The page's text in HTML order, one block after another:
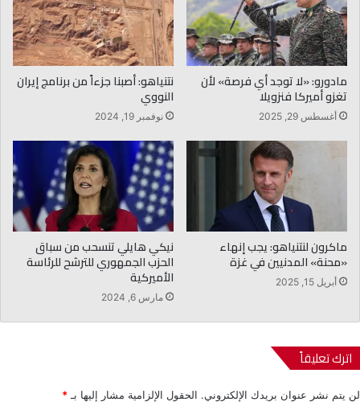
مادورو: «لا توجد أي فرصة» لأن
تغزو أميركا فنزويلا
أغسطس 29, 2025
نتنياهو: أصبنا جزءاً من برنامج إيران
النووي
نوفمبر 19, 2024
ماكرون لنتنياهو: يجب إنهاء
«محنة» المدنيين في غزة
أبريل 15, 2025
نيكي هايلي تنسحب من سباق
الحزب الجمهوري للترشح للرئاسة
الأميركية
مارس 6, 2024
اترك تعليقاً
لن يتم نشر عنوان بريدك الإلكتروني. الحقول الإلزامية مشار إليها بـ *